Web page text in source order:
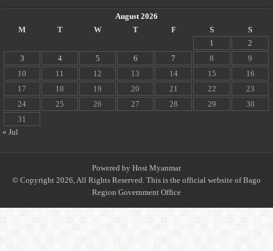
August 2026
M
T W T F S
S
1
2
3
4 5 6 7 8
9
10
11 12 13 14 15
16
17
18 19 20 21 22
23
24
25 26 27 28 29
30
31
« Jul
Powered by Host Myanmar
© Copyright 2026, All Rights Reserved. This is the official website of Bago
Region Government Office